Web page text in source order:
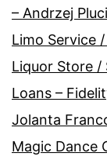
– Andrzej
Limo Service
Liquor Store /
Loans –
Jolanta
Magic Dance